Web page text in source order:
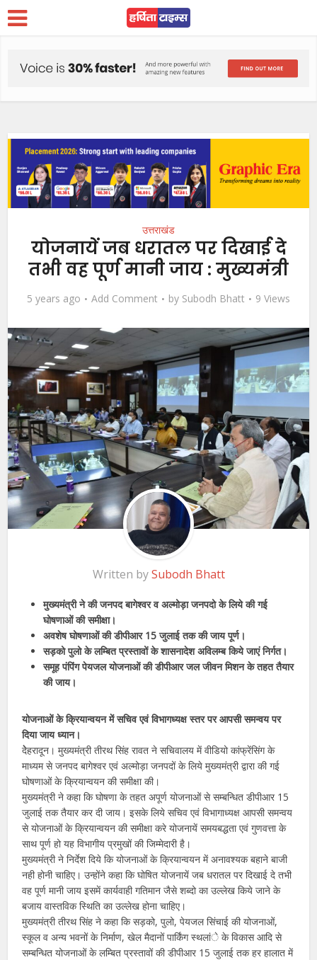
उत्तराखंड
योजनायें जब धरातल पर दिखाई दे
तभी वह पूर्ण मानी जाय : मुख्यमंत्री
5 years ago Add Comment by Subodh Bhatt 9 Views
Written bySubodh Bhatt
मुख्यमंत्री ने की जनपद बागेश्वर व अल्मोड़ा जनपदो के लिये की गई
घोषणाओं की समीक्षा।
अवशेष घोषणाओं की डीपीआर 15 जुलाई तक की जाय पूर्ण।
सड़को पुलो के लम्बित प्रस्तावों के शासनादेश अविलम्ब किये जाएं निर्गत।
समूह पंपिंग पेयजल योजनाओं की डीपीआर जल जीवन मिशन के तहत तैयार
की जाय।
योजनाओं के क्रियान्वयन में सचिव एवं विभागध्यक्ष स्तर पर आपसी समन्वय पर
दिया जाय ध्यान।
देेेहरादून। मुख्यमंत्री तीरथ सिंह रावत ने सचिवालय में वीडियो कांफ्रेंसिंग के
माध्यम से जनपद बागेश्वर एवं अल्मोड़ा जनपदों के लिये मुख्यमंत्री द्वारा की गई
घोषणाओं के क्रियान्वयन की समीक्षा की।
मुख्यमंत्री ने कहा कि घोषणा के तहत अपूर्ण योजनाओं से सम्बन्धित डीपीआर 15
जुलाई तक तैयार कर दी जाय। इसके लिये सचिव एवं विभागाध्यक्ष आपसी समन्वय
से योजनाओं के क्रियान्वयन की समीक्षा करे योजनायें समयबद्धता एवं गुणवत्ता के
साथ पूर्ण हो यह विभागीय प्रमुखों की जिम्मेदारी है।
मुख्यमंत्री ने निर्देश दिये कि योजनाओं के क्रियान्वयन में अनावश्यक बहाने बाजी
नही होनी चाहिए। उन्होंने कहा कि घोषित योजनायें जब धरातल पर दिखाई दे तभी
वह पूर्ण मानी जाय इसमें कार्यवाही गतिमान जैसे शब्दो का उल्लेख किये जाने के
बजाय वास्तविक स्थिति का उल्लेख होना चाहिए।
मुख्यमंत्री तीरथ सिंह ने कहा कि सड़को, पुलो, पेयजल सिंचाई की योजनाओं,
स्कूल व अन्य भवनों के निर्माण, खेल मैदानों पार्किंग स्थलांे के विकास आदि से
सम्बन्धित योजनाओं के लम्बित प्रस्तावों की डीपीआर 15 जुलाई तक हर हालात में